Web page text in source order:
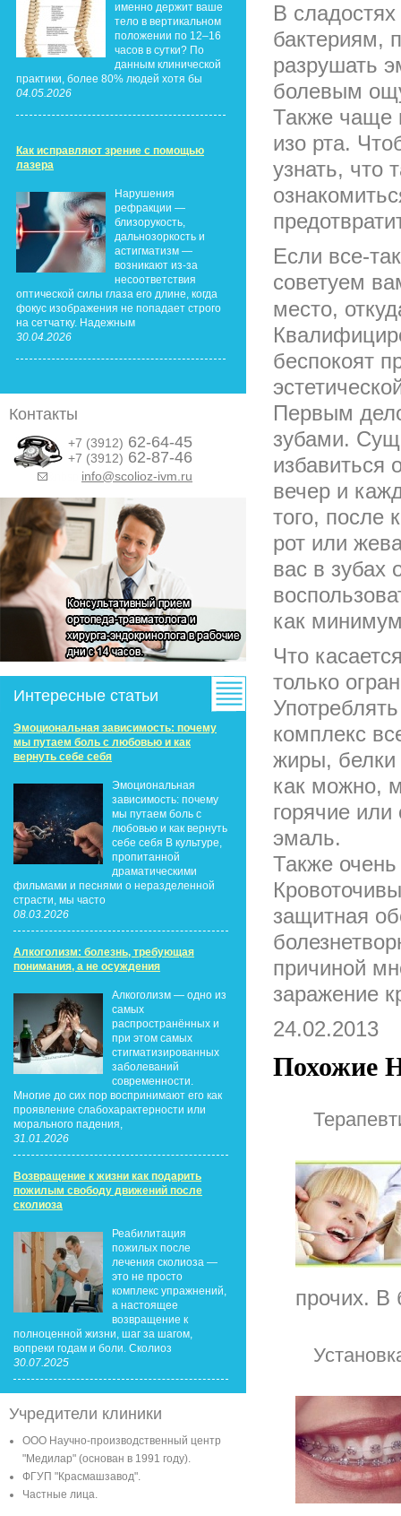
именно держит ваше
тело в вертикальном
положении по 12–16
часов в сутки? По
данным клинической
практики, более 80% людей хотя бы
04.05.2026
Как исправляют зрение с помощью
лазера
Нарушения
рефракции —
близорукость,
дальнозоркость и
астигматизм —
возникают из-за
несоответствия
оптической силы глаза его длине, когда
фокус изображения не попадает строго
на сетчатку. Надежным
30.04.2026
Контакты
+7 (3912) 62-64-45
+7 (3912) 62-87-46
info@scolioz-ivm.ru
Интересные статьи
Эмоциональная зависимость: почему
мы путаем боль с любовью и как
вернуть себе себя
Эмоциональная
зависимость: почему
мы путаем боль с
любовью и как вернуть
себе себя В культуре,
пропитанной
драматическими
фильмами и песнями о неразделенной
страсти, мы часто
08.03.2026
Алкоголизм: болезнь, требующая
понимания, а не осуждения
Алкоголизм — одно из
самых
распространённых и
при этом самых
стигматизированных
заболеваний
современности.
Многие до сих пор воспринимают его как
проявление слабохарактерности или
морального падения,
31.01.2026
Возвращение к жизни как подарить
пожилым свободу движений после
сколиоза
Реабилитация
пожилых после
лечения сколиоза —
это не просто
комплекс упражнений,
а настоящее
возвращение к
полноценной жизни, шаг за шагом,
вопреки годам и боли. Сколиоз
30.07.2025
Учредители клиники
ООО Научно-производственный центр
"Медилар" (основан в 1991 году).
ФГУП "Красмашзавод".
Частные лица.
В
бактериям,
разрушать
болевым
Также чаще
изо рта.
узнать, что
Если все-
советуем
место,
беспокоят
Первым
зубами.
избавиться
вечер и
того, после
рот или
вас в зубах
как
Что
только
комплекс
жиры, белки
как можно,
горячие
эмаль.
Также
защитная
причиной
заражение
24.02.2013
Похожие
прочих. В